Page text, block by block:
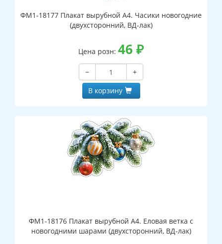
ФМ1-18177 Плакат вырубной А4. Часики новогодние
(двухсторонний, ВД-лак)
Цена розн: 46 ₽
−
+
В корзину
ФМ1-18176 Плакат вырубной А4. Еловая ветка с
новогодними шарами (двухсторонний, ВД-лак)